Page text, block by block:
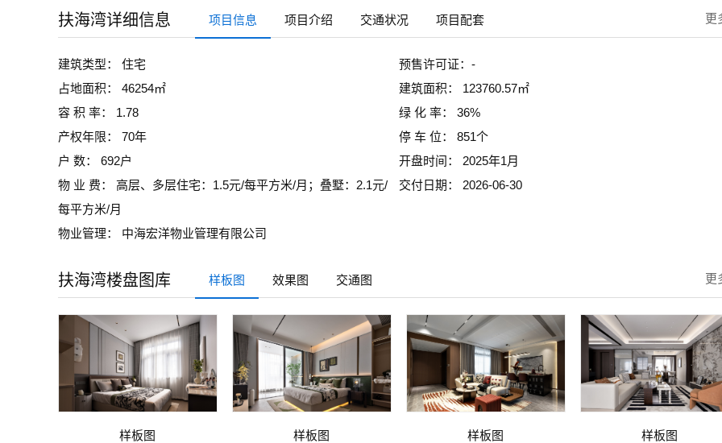
扶海湾详细信息 项目信息 项目介绍 交通状况 项目配套 更
建筑类型： 住宅
占地面积： 46254㎡
容 积 率： 1.78
产权年限： 70年
户 数： 692户
物 业 费： 高层、多层住宅：1.5元/每平方米/月；叠墅：2.1元/
每平方米/月
物业管理： 中海宏洋物业管理有限公司
预售许可证：-
建筑面积： 123760.57㎡
绿 化 率： 36%
停 车 位： 851个
开盘时间： 2025年1月
交付日期： 2026-06-30
扶海湾楼盘图库 样板图 效果图 交通图 更
样板图 样板图 样板图 样板图